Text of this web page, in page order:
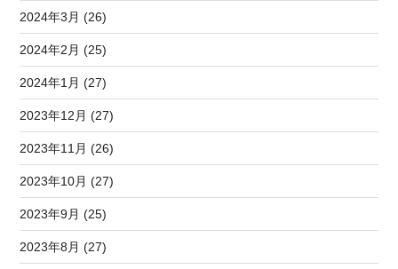
2024年3月 (26)
2024年2月 (25)
2024年1月 (27)
2023年12月 (27)
2023年11月 (26)
2023年10月 (27)
2023年9月 (25)
2023年8月 (27)